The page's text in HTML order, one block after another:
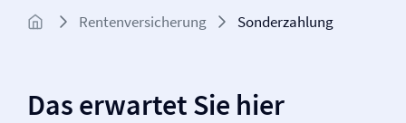
Renten­versicherung Sonderzahlung
Das erwartet Sie hier